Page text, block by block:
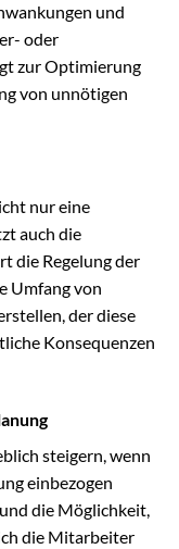
und
oder
zur Optimierung
von unnötigen
nur eine
auch die
die Regelung der
Umfang von
der diese
Konsequenzen
steigern, wenn
einbezogen
die Möglichkeit,
die Mitarbeiter